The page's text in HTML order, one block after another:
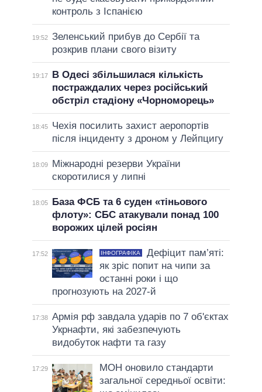
контроль з Іспанією
19:52 Зеленський прибув до Сербії та
розкрив плани свого візиту
19:17
В Одесі збільшилася кількість
постраждалих через російський
обстріл стадіону «Чорноморець»
18:45
Чехія посилить захист аеропортів
після інциденту з дроном у Лейпцигу
18:09
Міжнародні резерви України
скоротилися у липні
18:05
База ФСБ та 6 суден «тіньового
флоту»: СБС атакували понад 100
ворожих цілей росіян
17:52 ІНФОГРАФІКА
Дефіцит пам’яті:
як зріс попит на чипи за
останні роки і що
прогнозують на 2027-й
17:38 Армія рф завдала ударів по 7 об'єктах
Укрнафти, які забезпечують
видобуток нафти та газу
17:29
МОН оновило стандарти
загальної середньої освіти: